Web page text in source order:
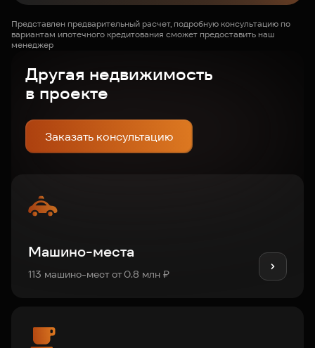
Представлен предварительный расчет, подробную консультацию по
вариантам ипотечного кредитования сможет предоставить наш
менеджер
Другая недвижимость
в проекте
Заказать консультацию
Машино-места
113 машино-мест от 0.8 млн ₽